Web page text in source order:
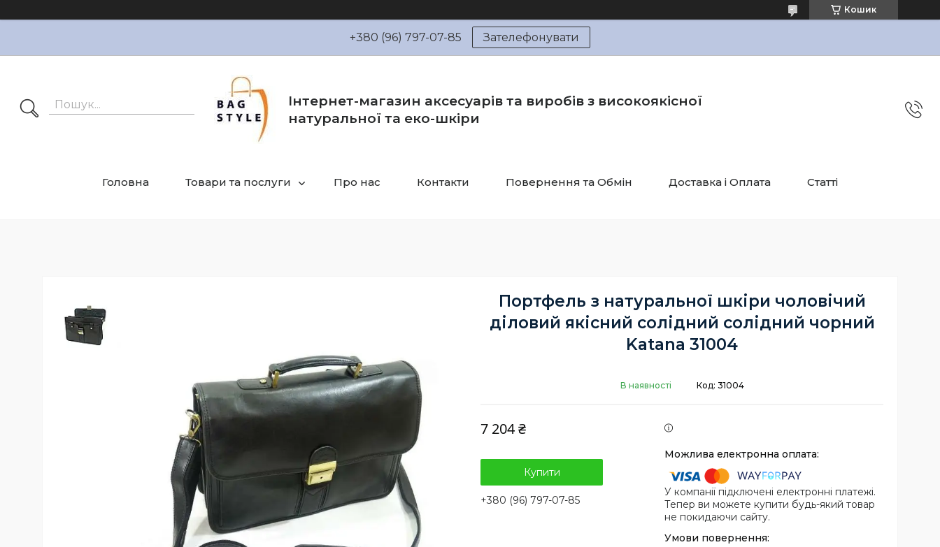
Кошик
+380 (96) 797-07-85 Зателефонувати
Інтернет-магазин аксесуарів та виробів з високоякісної
натуральної та еко-шкіри
Головна Товари та послуги Про нас Контакти Повернення та Обмін Доставка і Оплата Статті
Портфель з натуральної шкіри чоловічий
діловий якісний солідний солідний чорний
Katana 31004
В наявності Код: 31004
7 204 ₴
Купити
+380 (96) 797-07-85
У компанії підключені електронні платежі.
Тепер ви можете купити будь-який товар
не покидаючи сайту.